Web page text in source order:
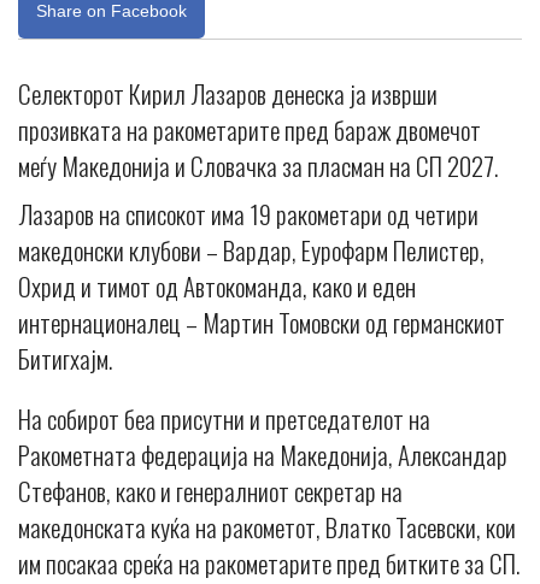
Share on Facebook
Селекторот Кирил Лазаров денеска ја изврши
прозивката на ракометарите пред бараж двомечот
меѓу Македонија и Словачка за пласман на СП 2027.
Лазаров на списокот има 19 ракометари од четири
македонски клубови – Вардар, Еурофарм Пелистер,
Охрид и тимот од Автокоманда, како и еден
интернационалец – Мартин Томовски од германскиот
Битигхајм.
На собирот беа присутни и претседателот на
Ракометната федерација на Македонија, Александар
Стефанов, како и генералниот секретар на
македонската куќа на ракометот, Влатко Тасевски, кои
им посакаа среќа на ракометарите пред битките за СП.